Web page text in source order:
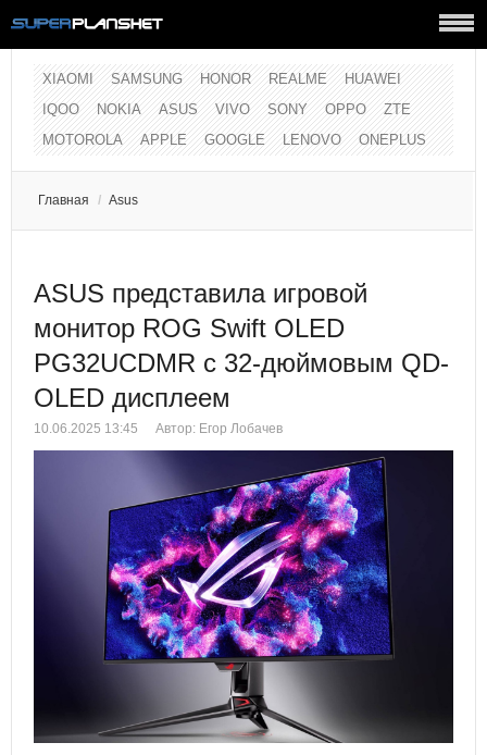
XIAOMI SAMSUNG HONOR REALME
HUAWEI
IQOO
NOKIA ASUS VIVO SONY OPPO
ZTE
MOTOROLA
APPLE GOOGLE LENOVO ONEPLUS
Главная / Asus
ASUS представила игровой
монитор ROG Swift OLED
PG32UCDMR с 32-дюймовым QD-
OLED дисплеем
10.06.2025 13:45 Автор: Егор Лобачев